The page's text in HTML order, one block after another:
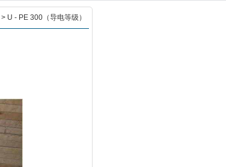
> U - PE 300（导电等级）